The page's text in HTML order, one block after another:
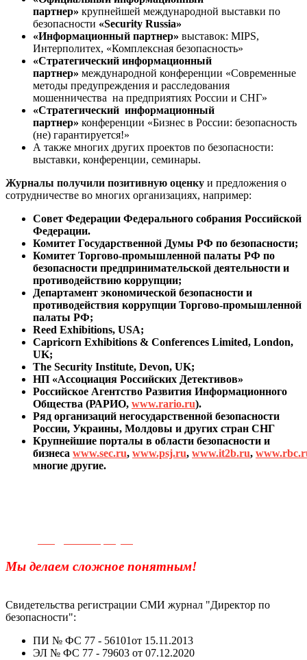
партнер» крупнейшей международной выставки по
безопасности «Security Russia»
«Информационный партнер» выставок: MIPS,
Интерполитех, «Комплексная безопасность»
«Стратегический информационный
партнер» международной конференции «Современные
методы предупреждения и расследования
мошенничества на предприятиях России и СНГ»
«Стратегический информационный
партнер» конференции «Бизнес в России: безопасность
(не) гарантируется!»
А также многих других проектов по безопасности:
выставки, конференции, семинары.
Журналы получили позитивную оценку и предложения о
сотрудничестве во многих организациях, например:
Совет Федерации Федерального собрания Российской
Федерации.
Комитет Государственной Думы РФ по безопасности;
Комитет Торгово-промышленной палаты РФ по
безопасности предпринимательской деятельности и
противодействию коррупции;
Департамент экономической безопасности и
противодействия коррупции Торгово-промышленной
палаты РФ;
Reed Exhibitions, USA;
Capricorn Exhibitions & Conferences Limited, London,
UK;
The Security Institute, Devon, UK;
НП «Ассоциация Российских Детективов»
Российское Агентство Развития Информационного
Общества (РАРИО, www.rario.ru).
Ряд организаций негосударственной безопасности
России, Украины, Молдовы и других стран СНГ
Крупнейшие порталы в области безопасности и
бизнеса www.sec.ru, www.psj.ru, www.it2b.ru,
многие другие.
Мы делаем сложное понятным!
Свидетельства регистрации СМИ журнал "Директор по
безопасности":
ПИ № ФС 77 - 56101от 15.11.2013
ЭЛ № ФС 77 - 79603 от 07.12.2020